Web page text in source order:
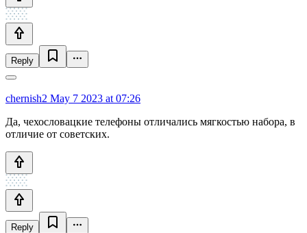
Reply
chernish2 May 7 2023 at 07:26
Да, чехословацкие телефоны отличались мягкостью набора, в
отличие от советских.
Reply